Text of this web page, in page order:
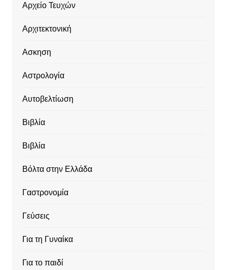
Αρχείο Τευχών
Αρχιτεκτονική
Ασκηση
Αστρολογία
Αυτοβελτίωση
Βιβλία
Βιβλία
Βόλτα στην Ελλάδα
Γαστρονομία
Γεύσεις
Για τη Γυναίκα
Για το παιδί